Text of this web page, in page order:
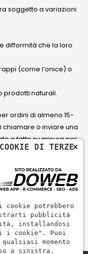
soggetto a variazioni
difformità che la loro
(come l’onice) o
prodotti naturali.
ordini di almeno 15-
chiamare o inviare una
e fatto su misura per
Maestro,
serve per pagare,
modo rapido,
×
DI TERZE
potrebbero
pubblicità
installandosi
i cookie". Puoi
momento
a sinistra.